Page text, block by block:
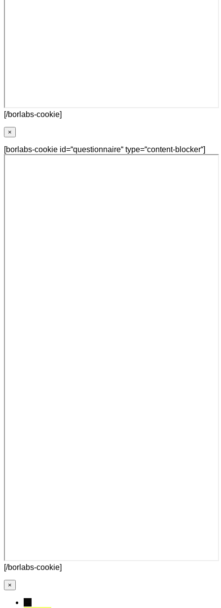
[/borlabs-cookie]
×
[borlabs-cookie id=“questionnaire“ type=“content-blocker“]
[/borlabs-cookie]
×